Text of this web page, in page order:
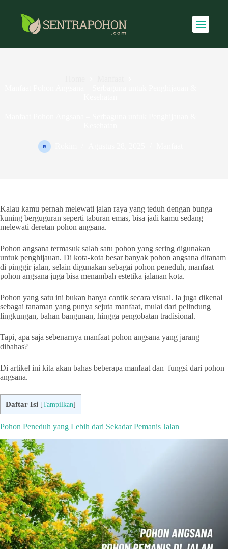
Kalau kamu pernah melewati jalan raya yang teduh dengan bunga
kuning berguguran seperti taburan emas, bisa jadi kamu sedang
melewati deretan pohon angsana.
Pohon angsana termasuk salah satu pohon yang sering digunakan
untuk penghijauan. Di kota-kota besar banyak pohon angsana ditanam
di pinggir jalan, selain digunakan sebagai pohon peneduh, manfaat
pohon angsana juga bisa menambah estetika jalanan kota.
Pohon yang satu ini bukan hanya cantik secara visual. Ia juga dikenal
sebagai tanaman yang punya sejuta manfaat, mulai dari pelindung
lingkungan, bahan bangunan, hingga pengobatan tradisional.
Tapi, apa saja sebenarnya manfaat pohon angsana yang jarang
dibahas?
Di artikel ini kita akan bahas beberapa manfaat dan fungsi dari pohon
angsana.
Daftar Isi [Tampilkan]
Pohon Peneduh yang Lebih dari Sekadar Pemanis Jalan